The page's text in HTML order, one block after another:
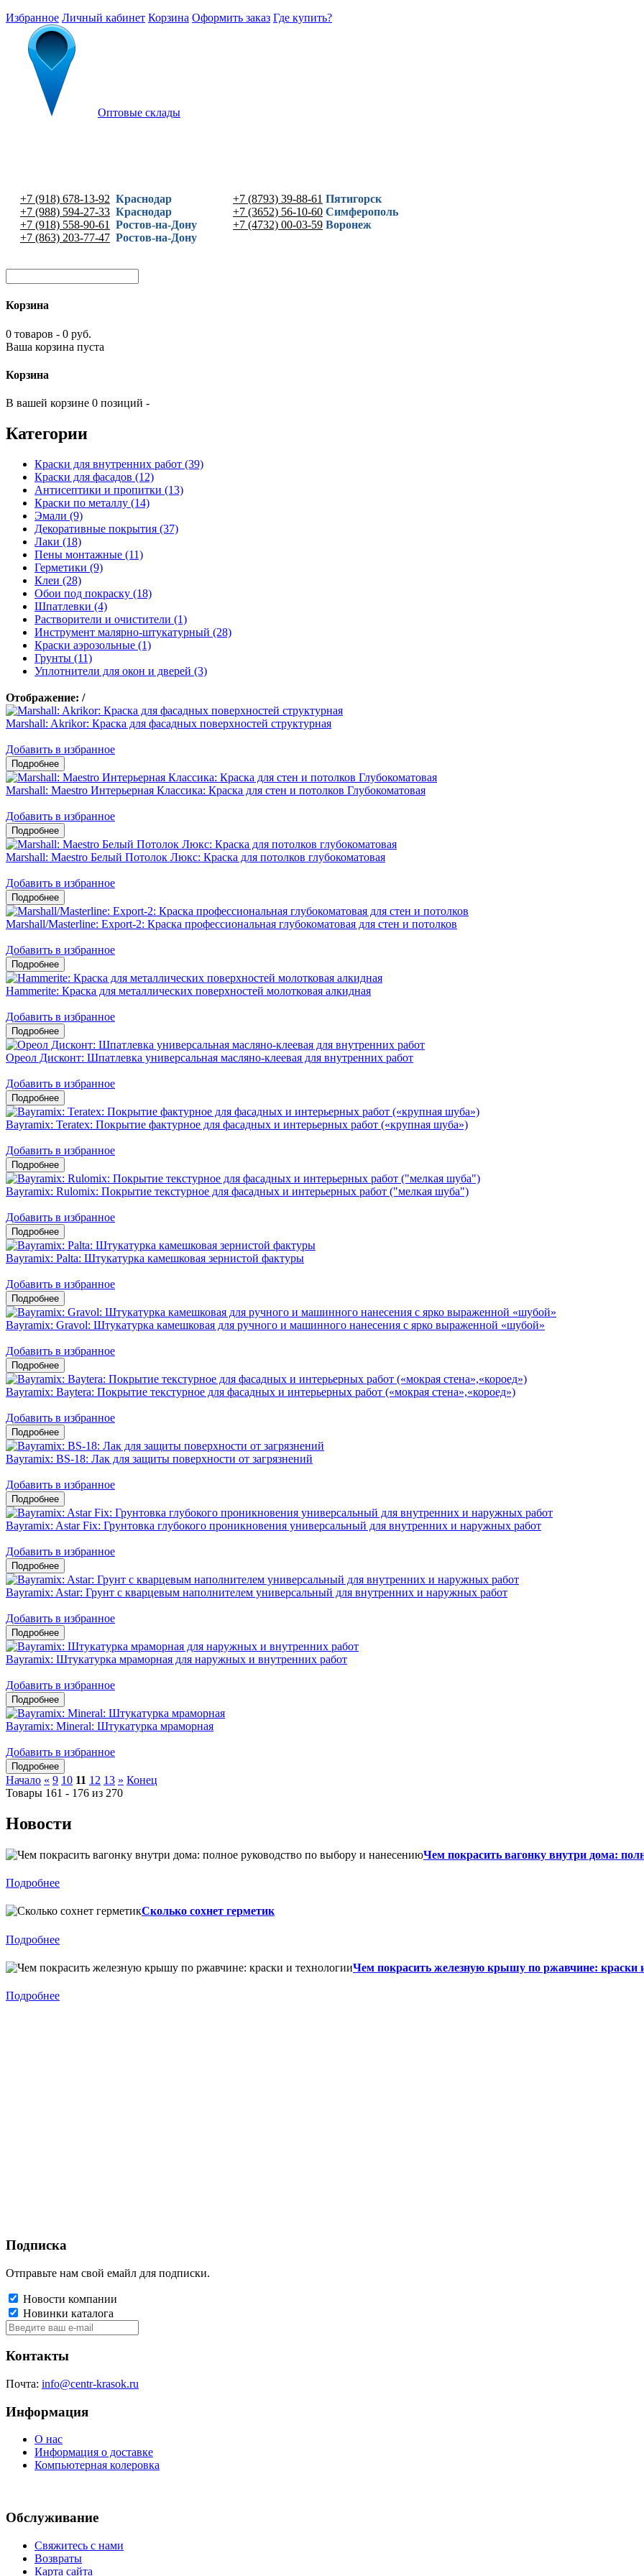
Избранное Личный кабинет Корзина Оформить заказ Где купить?
Оптовые склады
+7 (918) 678-13-92 Краснодар
+7 (988) 594-27-33 Краснодар
+7 (918) 558-90-61
Ростов-на-Дону
+7 (863) 203-77-47 Ростов-на-Дону
+7 (8793) 39-88-61 Пятигорск
+7 (3652) 56-10-60 Симферополь
+7 (4732) 00-03-59 Воронеж
Корзина
0 товаров - 0 руб.
Ваша корзина пуста
Корзина
В вашей корзине 0 позиций -
Категории
Краски для внутренних работ (39)
Краски для фасадов (12)
Антисептики и пропитки (13)
Краски по металлу (14)
Эмали (9)
Декоративные покрытия (37)
Лаки (18)
Пены монтажные (11)
Герметики (9)
Клеи (28)
Обои под покраску (18)
Шпатлевки (4)
Растворители и очистители (1)
Инструмент малярно-штукатурный (28)
Краски аэрозольные (1)
Грунты (11)
Уплотнители для окон и дверей (3)
Отображение: /
Marshall: Akrikor: Краска для фасадных поверхностей структурная
Добавить в избранное
Marshall: Maestro Интерьерная Классика: Краска для стен и потолков Глубокоматовая
Добавить в избранное
Marshall: Maestro Белый Потолок Люкс: Краска для потолков глубокоматовая
Добавить в избранное
Marshall/Masterline: Export-2: Краска профессиональная глубокоматовая для стен и потолков
Добавить в избранное
Hammerite: Краска для металлических поверхностей молотковая алкидная
Добавить в избранное
Ореол Дисконт: Шпатлевка универсальная масляно-клеевая для внутренних работ
Добавить в избранное
Bayramix: Teratex: Покрытие фактурное для фасадных и интерьерных работ («крупная шуба»)
Добавить в избранное
Bayramix: Rulomix: Покрытие текстурное для фасадных и интерьерных работ ("мелкая шуба")
Добавить в избранное
Bayramix: Palta: Штукатурка камешковая зернистой фактуры
Добавить в избранное
Bayramix: Gravol: Штукатурка камешковая для ручного и машинного нанесения с ярко выраженной «шубой»
Добавить в избранное
Bayramix: Baytera: Покрытие текстурное для фасадных и интерьерных работ («мокрая стена»,«короед»)
Добавить в избранное
Bayramix: ВS-18: Лак для защиты поверхности от загрязнений
Добавить в избранное
Bayramix: Astar Fix: Грунтовка глубокого проникновения универсальный для внутренних и наружных работ
Добавить в избранное
Bayramix: Astar: Грунт с кварцевым наполнителем универсальный для внутренних и наружных работ
Добавить в избранное
Bayramix: Штукатурка мраморная для наружных и внутренних работ
Добавить в избранное
Bayramix: Mineral: Штукатурка мраморная
Добавить в избранное
Начало « 9 10 11 12 13 » Конец
Товары 161 - 176 из 270
Новости
Чем покрасить вагонку внутри дома:
Подробнее
Сколько сохнет герметик
Подробнее
Чем покрасить железную крышу по ржавчине: краски
Подробнее
Подписка
Отправьте нам свой емайл для подписки.
Новости компании
Новинки каталога
Контакты
Почта: info@centr-krasok.ru
Информация
О нас
Информация о доставке
Компьютерная колеровка
Обслуживание
Свяжитесь с нами
Возвраты
Карта сайта